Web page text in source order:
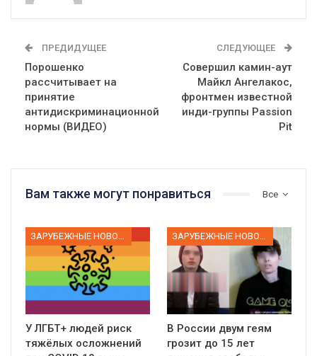
ПРЕДИДУЩЕЕ
Порошенко
рассчитывает на
принятие
антидискриминационной
нормы (ВИДЕО)
СЛЕДУЮЩЕЕ
Совершил камин-аут
Майкл Ангелакос,
фронтмен известной
инди-группы Passion
Pit
Все
Вам также могут понравиться
ЗАРУБЕЖНЫЕ НОВОСТИ
У ЛГБТ+ людей риск
тяжёлых осложнений
ЗАРУБЕЖНЫЕ НОВОСТИ
В России двум геям
грозит до 15 лет